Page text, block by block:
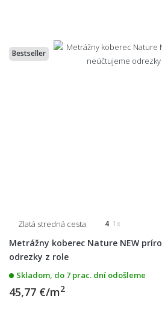
Bestseller
Zlatá stredná cesta 4 1x
Metrážny koberec Nature NEW
odrezky z role
Skladom, do 7 prac. dní odošleme
45,77 €/m2